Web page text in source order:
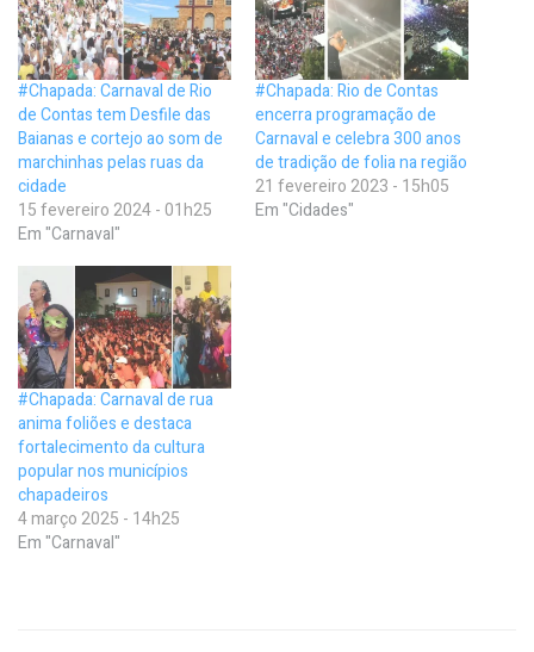
#Chapada: Carnaval de Rio
de Contas tem Desfile das
Baianas e cortejo ao som de
marchinhas pelas ruas da
cidade
15 fevereiro 2024 - 01h25
Em "Carnaval"
#Chapada: Rio de Contas
encerra programação de
Carnaval e celebra 300 anos
de tradição de folia na região
21 fevereiro 2023 - 15h05
Em "Cidades"
#Chapada: Carnaval de rua
anima foliões e destaca
fortalecimento da cultura
popular nos municípios
chapadeiros
4 março 2025 - 14h25
Em "Carnaval"